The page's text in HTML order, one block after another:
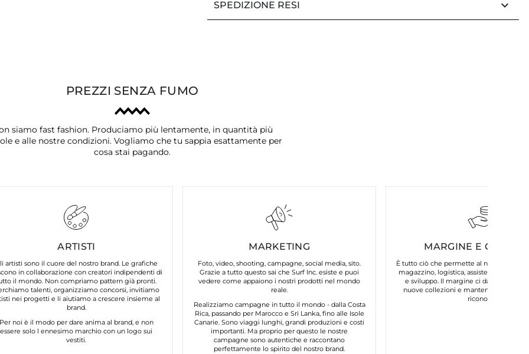
SPEDIZIONE RESI keyboard_arrow_down
PREZZI SENZA FUMO
siamo fast fashion. Produciamo più lentamente, in quantità più
e alle nostre condizioni. Vogliamo che tu sappia esattamente per
cosa stai pagando.
ARTISTI
artisti sono il cuore del nostro brand. Le grafiche
in collaborazione con creatori indipendenti di
il mondo. Non compriamo pattern già pronti.
talenti, organizziamo concorsi, invitiamo
nei progetti e li aiutiamo a crescere insieme al
brand.
Per noi è il modo per dare anima al brand, e non
essere solo l ennesimo marchio con un logo sui
vestiti.
MARKETING
Foto, video, shooting, campagne, social media, sito.
Grazie a tutto questo sai che Surf Inc. esiste e puoi
vedere come appaiono i nostri prodotti nel mondo
reale.
Realizziamo campagne in tutto il mondo - dalla Costa
Rica, passando per Marocco e Sri Lanka, fino alle Isole
Canarie. Sono viaggi lunghi, grandi produzioni e costi
importanti. Ma proprio per questo le nostre
campagne sono autentiche e raccontano
perfettamente lo spirito del nostro brand.
MARGINE E COSTI
È tutto ciò che permette al nostro brand
magazzino, logistica, assistenza clienti,
e sviluppo. Il margine ci dà la
nuove collezioni e mantenere la
riconosci.